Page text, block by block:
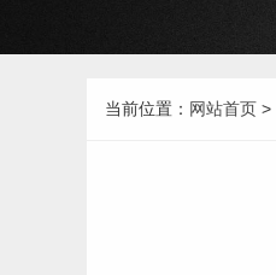
当前位置： 网站首页 >